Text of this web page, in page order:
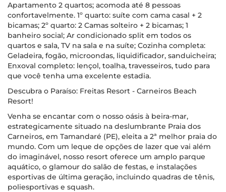
Apartamento 2 quartos; acomoda até 8 pessoas
confortavelmente. 1º quarto: suíte com cama casal + 2
bicamas; 2º quarto: 2 Camas solteiro + 2 bicamas; 1
banheiro social; Ar condicionado split em todos os
quartos e sala, TV na sala e na suíte; Cozinha completa:
Geladeira, fogão, microondas, liquidificador, sanduicheira;
Enxoval completo: lençol, toalha, travesseiros, tudo para
que você tenha uma excelente estadia.
Descubra o Paraíso: Freitas Resort - Carneiros Beach
Resort!
Venha se encantar com o nosso oásis à beira-mar,
estrategicamente situado na deslumbrante Praia dos
Carneiros, em Tamandaré (PE), eleita a 2ª melhor praia do
mundo. Com um leque de opções de lazer que vai além
do imaginável, nosso resort oferece um amplo parque
aquático, o glamour do salão de festas, e instalações
esportivas de última geração, incluindo quadras de tênis,
poliesportivas e squash.